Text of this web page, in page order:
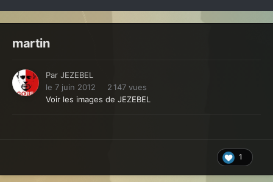
martin
Par JEZEBEL
le 7 juin 2012
2 147 vues
Voir les images de JEZEBEL
1